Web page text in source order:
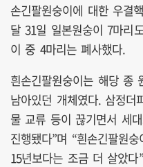
손긴팔원숭이에 대한 우결
달 31일 일본원숭이 7마리
이 중 4마리는 폐사했다.
흰손긴팔원숭이는 해당 종
남아있던 개체였다. 삼정
물 교류 등이 끊기면서 세
진행됐다”며 “흰손긴팔원
15년보다는 조금 더 살았